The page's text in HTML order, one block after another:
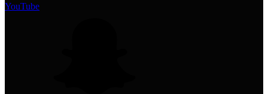
YouTube